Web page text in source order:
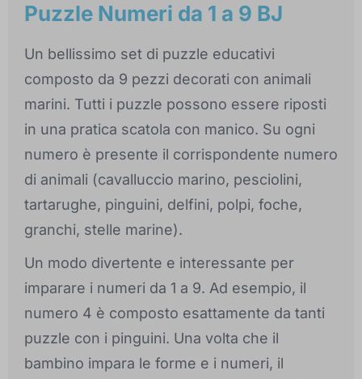
Puzzle Numeri da 1 a 9 BJ
Un bellissimo set di puzzle educativi
composto da 9 pezzi decorati con animali
marini. Tutti i puzzle possono essere riposti
in una pratica scatola con manico. Su ogni
numero è presente il corrispondente numero
di animali (cavalluccio marino, pesciolini,
tartarughe, pinguini, delfini, polpi, foche,
granchi, stelle marine).
Un modo divertente e interessante per
imparare i numeri da 1 a 9. Ad esempio, il
numero 4 è composto esattamente da tanti
puzzle con i pinguini. Una volta che il
bambino impara le forme e i numeri, il